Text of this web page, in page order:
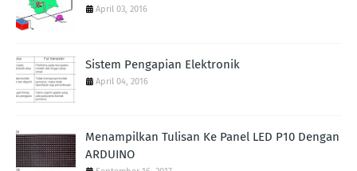
April 03, 2016
Sistem Pengapian Elektronik
April 04, 2016
Menampilkan Tulisan Ke Panel LED P10 Dengan
ARDUINO